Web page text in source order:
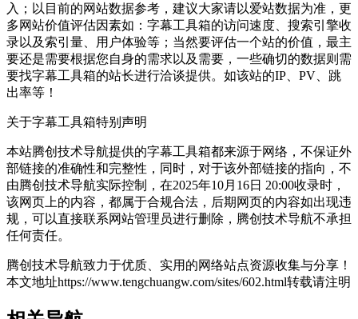
入；以目前的网站数据参考，建议大家请以爱站数据为准，更
多网站价值评估因素如：字幕工具箱的访问速度、搜索引擎收
录以及索引量、用户体验等；当然要评估一个站的价值，最主
要还是需要根据您自身的需求以及需要，一些确切的数据则需
要找字幕工具箱的站长进行洽谈提供。如该站的IP、PV、跳
出率等！
关于字幕工具箱特别声明
本站腾创技术导航提供的字幕工具箱都来源于网络，不保证外
部链接的准确性和完整性，同时，对于该外部链接的指向，不
由腾创技术导航实际控制，在2025年10月16日 20:00收录时，
该网页上的内容，都属于合规合法，后期网页的内容如出现违
规，可以直接联系网站管理员进行删除，腾创技术导航不承担
任何责任。
腾创技术导航致力于优质、实用的网络站点资源收集与分享！
本文地址https://www.tengchuangw.com/sites/602.html转载请注明